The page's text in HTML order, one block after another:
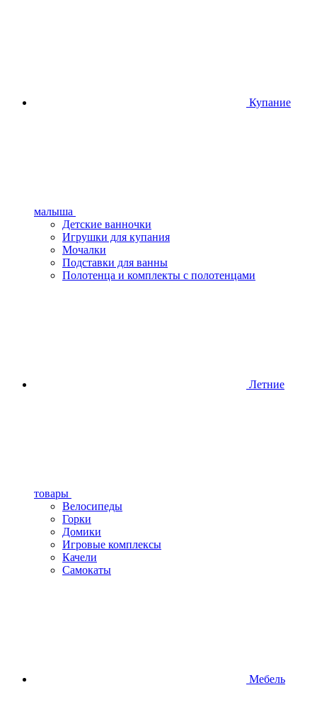
Купание
малыша
Детские ванночки
Игрушки для купания
Мочалки
Подставки для ванны
Полотенца и комплекты с полотенцами
Летние
товары
Велосипеды
Горки
Домики
Игровые комплексы
Качели
Самокаты
Мебель